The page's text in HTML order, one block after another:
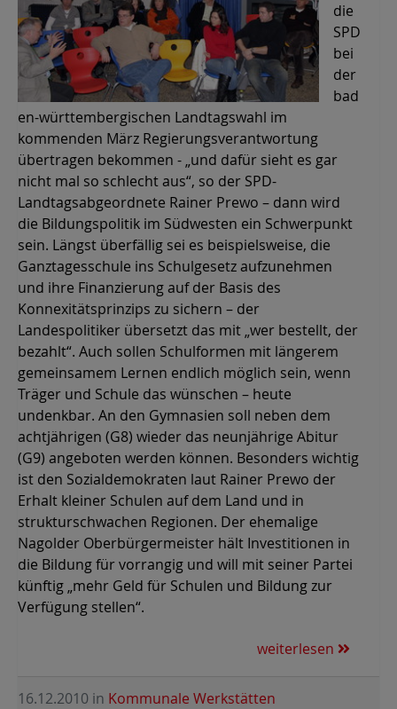
die
SPD
bei
der
bad
en-württembergischen Landtagswahl im
kommenden März Regierungsverantwortung
übertragen bekommen - „und dafür sieht es gar
nicht mal so schlecht aus“, so der SPD-
Landtagsabgeordnete Rainer Prewo – dann wird
die Bildungspolitik im Südwesten ein Schwerpunkt
sein. Längst überfällig sei es beispielsweise, die
Ganztagesschule ins Schulgesetz aufzunehmen
und ihre Finanzierung auf der Basis des
Konnexitätsprinzips zu sichern – der
Landespolitiker übersetzt das mit „wer bestellt, der
bezahlt“. Auch sollen Schulformen mit längerem
gemeinsamem Lernen endlich möglich sein, wenn
Träger und Schule das wünschen – heute
undenkbar. An den Gymnasien soll neben dem
achtjährigen (G8) wieder das neunjährige Abitur
(G9) angeboten werden können. Besonders wichtig
ist den Sozialdemokraten laut Rainer Prewo der
Erhalt kleiner Schulen auf dem Land und in
strukturschwachen Regionen. Der ehemalige
Nagolder Oberbürgermeister hält Investitionen in
die Bildung für vorrangig und will mit seiner Partei
künftig „mehr Geld für Schulen und Bildung zur
Verfügung stellen“.
weiterlesen
16.12.2010 in Kommunale Werkstätten